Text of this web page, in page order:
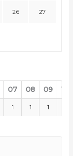
26 27
07 08 09 10
1 1 1